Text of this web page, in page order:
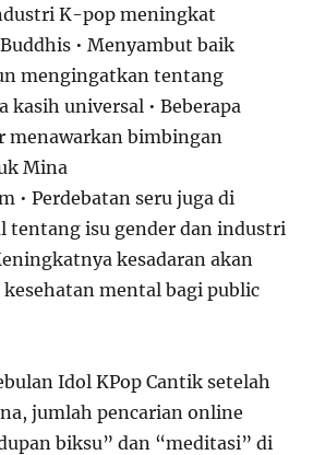
K-pop meningkat
• Menyambut baik
mengingatkan tentang
kasih universal • Beberapa
menawarkan bimbingan
Mina
• Perdebatan seru juga di
tentang isu gender dan industri
kesadaran akan
mental bagi public
Idol KPop Cantik setelah
jumlah pencarian online
biksu” dan “meditasi” di